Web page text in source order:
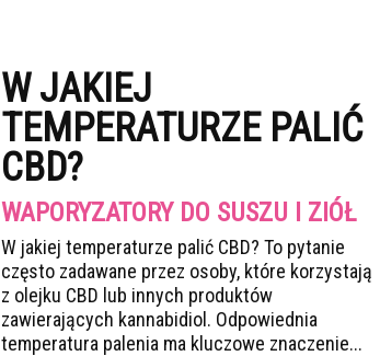
W JAKIEJ
TEMPERATURZE PALIĆ
CBD?
WAPORYZATORY DO SUSZU I ZIÓŁ
W jakiej temperaturze palić CBD? To pytanie
często zadawane przez osoby, które korzystają
z olejku CBD lub innych produktów
zawierających kannabidiol. Odpowiednia
temperatura palenia ma kluczowe znaczenie...